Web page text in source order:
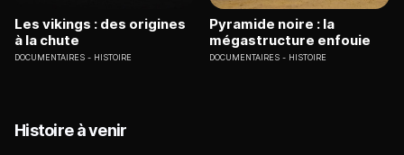
Les vikings : des origines
à la chute
DOCUMENTAIRES HISTOIRE
Pyramide noire : la
mégastructure enfouie
DOCUMENTAIRES HISTOIRE
Histoire à venir